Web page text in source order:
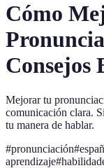
Cómo
Consejos
Mejorar tu
comunicación clara.
tu manera de hablar.
#pronunciación#
aprendizaje#